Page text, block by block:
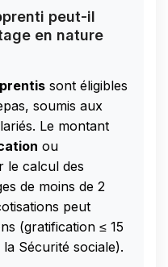
peut-il
en nature
sont éligibles
soumis aux
Le montant
ou
le calcul des
de moins de 2
peut
(gratification ≤ 15
Sécurité sociale).